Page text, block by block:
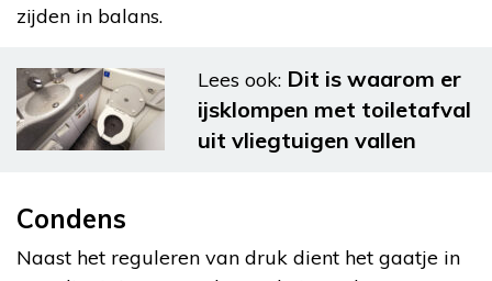
zijden in balans.
Lees ook: Dit is waarom er
ijsklompen met toiletafval
uit vliegtuigen vallen
Condens
Naast het reguleren van druk dient het gaatje in